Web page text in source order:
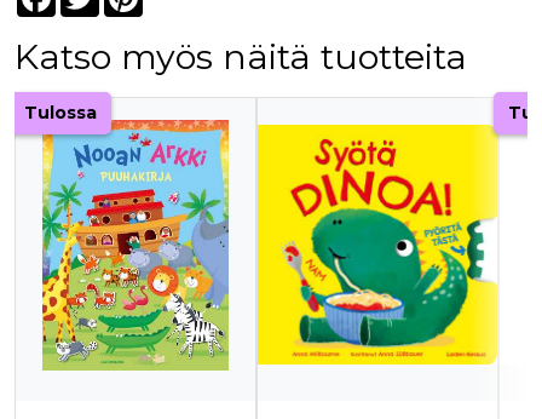
Katso myös näitä tuotteita
Tuoteluettelon alku
Tulossa